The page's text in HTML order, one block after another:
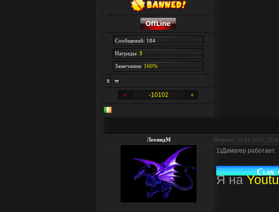
Сообщений: 184
Награды: 3
Замечания: 160%
-10102
ЛеонидМ Вторник, 11.01.2011,
1)Дамагер работает.
Я на